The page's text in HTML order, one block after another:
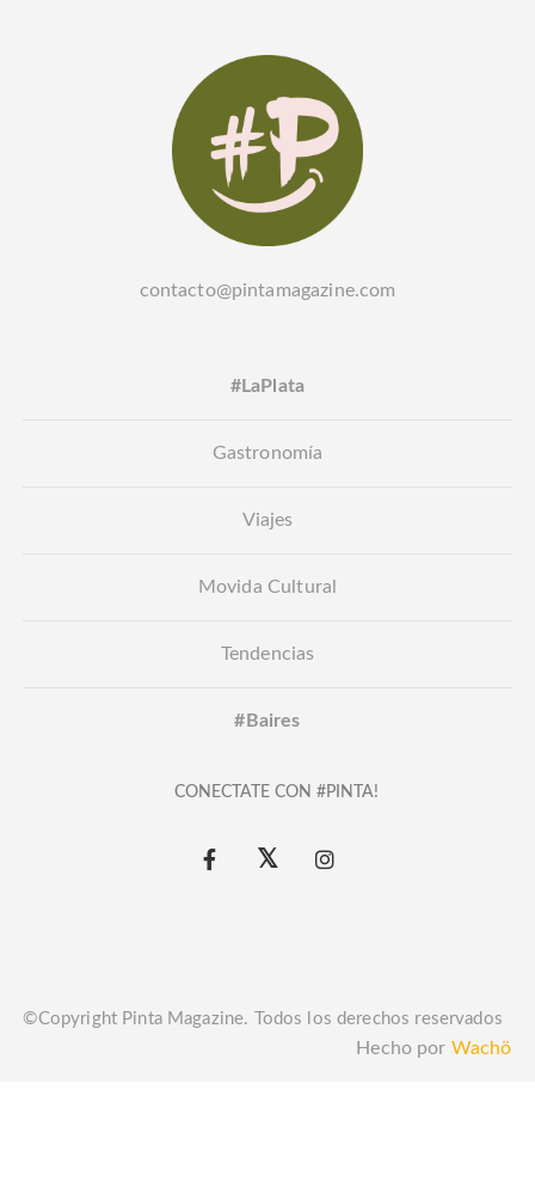
contacto@pintamagazine.com
#LaPlata
Gastronomía
Viajes
Movida Cultural
Tendencias
#Baires
CONECTATE CON #PINTA!
©Copyright Pinta Magazine. Todos los derechos reservados
Hecho por Wachö